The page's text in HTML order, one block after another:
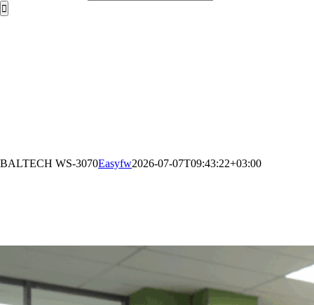
BALTECH WS-3070Easyfw2026-07-07T09:43:22+03:00